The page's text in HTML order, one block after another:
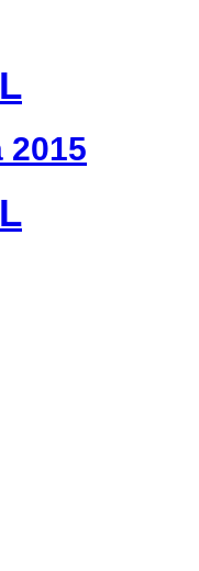
2015